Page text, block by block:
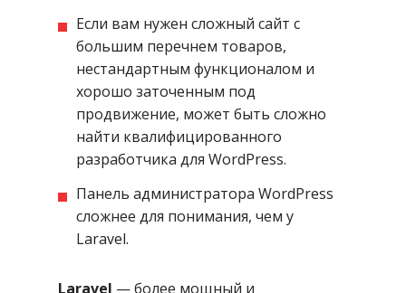
Если вам нужен сложный сайт с
большим перечнем товаров,
нестандартным функционалом и
хорошо заточенным под
продвижение, может быть сложно
найти квалифицированного
разработчика для WordPress.
Панель администратора WordPress
сложнее для понимания, чем у
Laravel.
Laravel — более мощный и